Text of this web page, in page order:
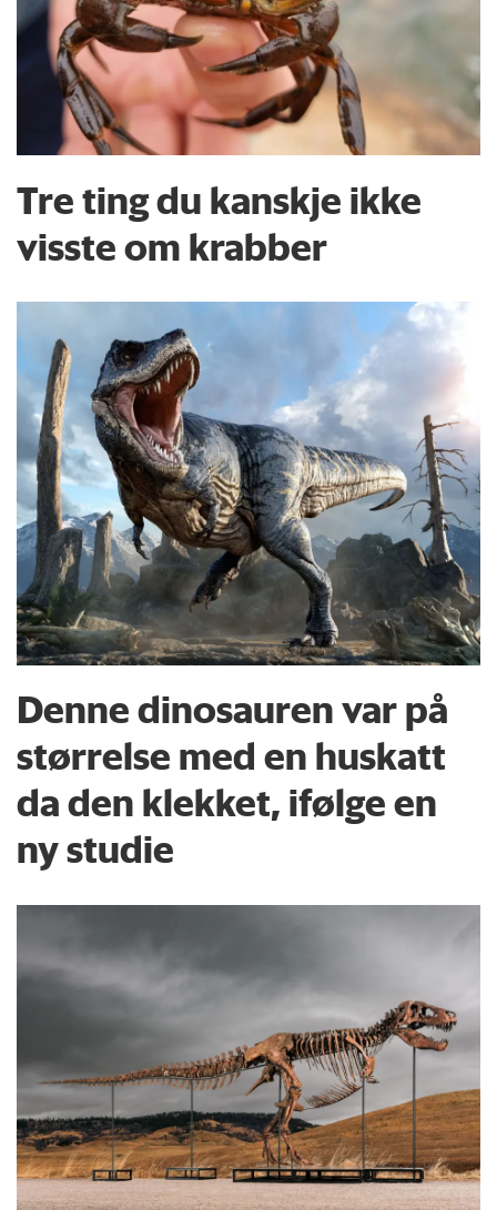
Tre ting du kanskje ikke
visste om krabber
Denne dinosauren var på
størrelse med en huskatt
da den klekket, ifølge en
ny studie